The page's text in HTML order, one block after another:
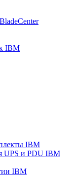
IBM
IBM
UPS и PDU IBM
IBM